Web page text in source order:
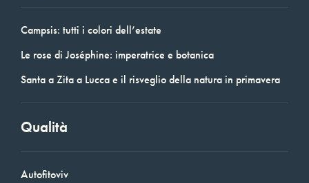
Campsis: tutti i colori dell’estate
Le rose di Joséphine: imperatrice e botanica
Santa a Zita a Lucca e il risveglio della natura in primavera
Qualità
Autofitoviv